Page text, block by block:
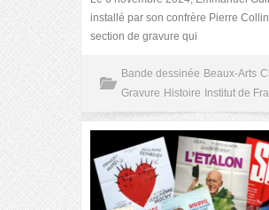
installé par son confrère Pierre
section de gravure qui
Bande dessinée Beaux-Arts
Gravure Histoire Institut de